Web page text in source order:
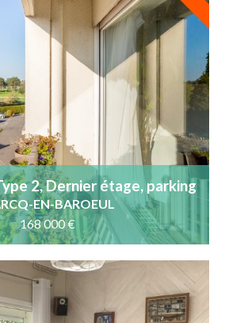
2, Dernier étage, parking
et cave
EN-BAROEUL
168 000 €